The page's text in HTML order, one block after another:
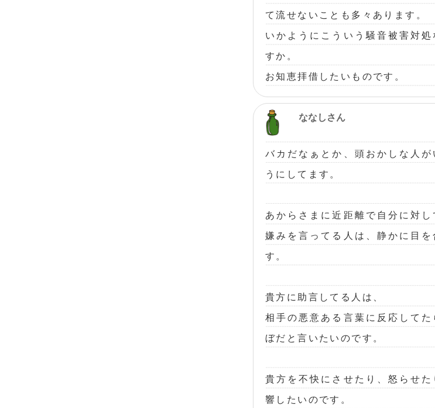
て流せないことも多々あります。
いかようにこういう騒音被害対処
すか。
お知恵拝借したいものです。
ななしさん
バカだなぁとか、頭おかしな人が
うにしてます。
あからさまに近距離で自分に対し
嫌みを言ってる人は、静かに目を
す。
貴方に助言してる人は、
相手の悪意ある言葉に反応してた
ぼだと言いたいのです。
貴方を不快にさせたり、怒らせ
響したいのです。